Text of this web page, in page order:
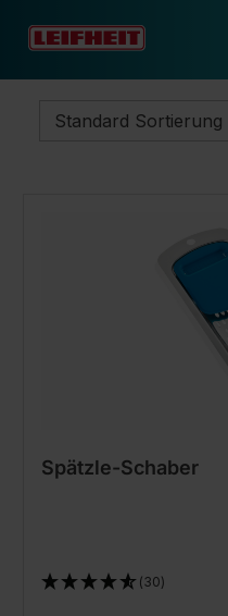
Zum Hauptinhalt springen
Spätzle-Schaber
(30)